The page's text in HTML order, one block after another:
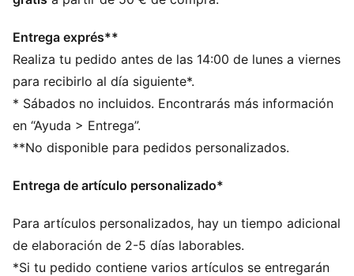
Detalles de la marca PUMA
Entrega exprés**
Realiza tu pedido antes de las 14:00 de lunes a viernes
para recibirlo al día siguiente*.
* Sábados no incluidos. Encontrarás más información
en “Ayuda > Entrega”.
**No disponible para pedidos personalizados.
Entrega de artículo personalizado*
Para artículos personalizados, hay un tiempo adicional
de elaboración de 2-5 días laborables.
*Si tu pedido contiene varios artículos se entregarán